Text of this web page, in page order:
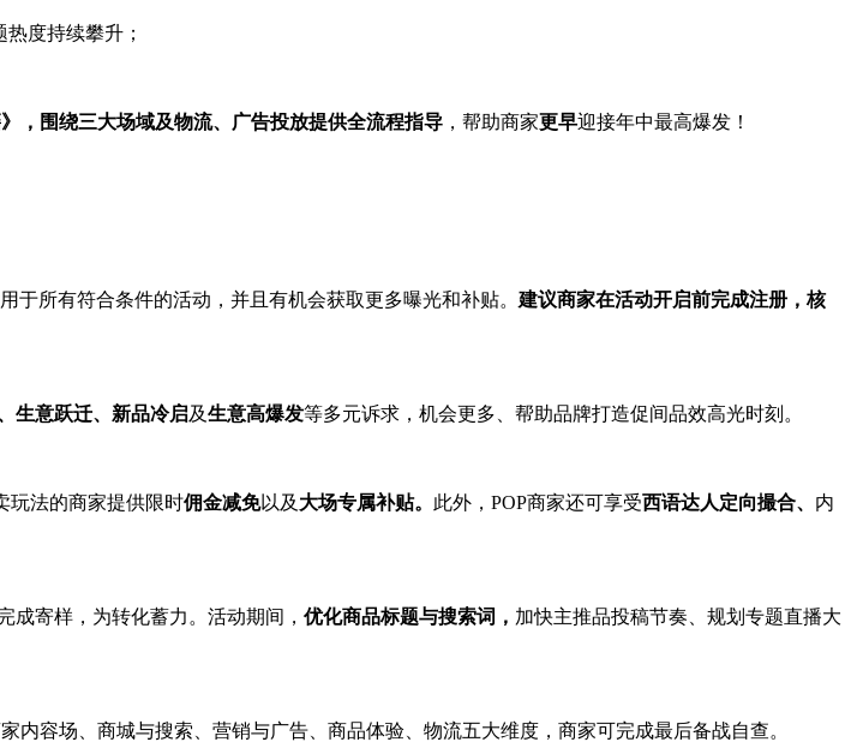
度持续攀升；
，围绕三大场域及物流、广告投放提供全流程指导 ，帮助商家更早迎接年中最高爆发！
于所有符合条件的活动，并且有机会获取更多曝光和补贴。 建议商家在活动开启前完成注册，核
生意跃迁、新品冷启及生意高爆发等多元诉求，机会更多、帮助品牌打造促间品效高光时刻。
玩法的商家提供限时佣金减免以及 大场专属补贴。 此外，POP商家还可享受西语达人定向撮合、 内
成寄样，为转化蓄力。活动期间， 优化商品标题与搜索词， 加快主推品投稿节奏、规划专题直播大
内容场、商城与搜索、营销与广告、商品体验、物流五大维度，商家可完成最后备战自查。